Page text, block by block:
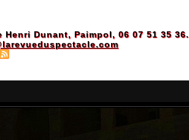
Dunant, Paimpol, 06 07 51 35 36.